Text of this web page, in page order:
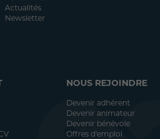
Actualités
Newsletter
NOUS REJOINDRE
Devenir adhérent
Devenir animateur
Devenir bénévole
Offres d'emploi